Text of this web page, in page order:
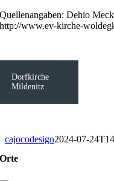
Quellenangaben: Dehio
http://www.ev-kirche-
Dorfkirche
Mildenitz
cajocodesign2024-07-
Orte